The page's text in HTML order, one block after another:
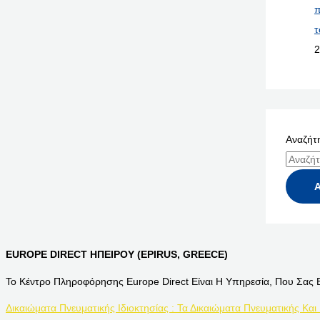
EUROPE DIRECT ΗΠΕΙΡΟΥ (EPIRUS, GREECE)
Το Κέντρο Πληροφόρησης Europe Direct Είναι Η Υπηρεσία, Που Σας
Δικαιώματα Πνευματικής Ιδιοκτησίας : Τα Δικαιώματα Πνευματικής